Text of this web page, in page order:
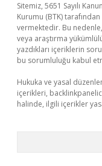
Sitemiz, 5651 Sayılı
Kurumu (BTK)
vermektedir. Bu
veya araştırma
yazdıkları içeriklerin
bu sorumluluğu kabul
Hukuka ve yasal
içerikleri,
halinde, ilgili içerikler